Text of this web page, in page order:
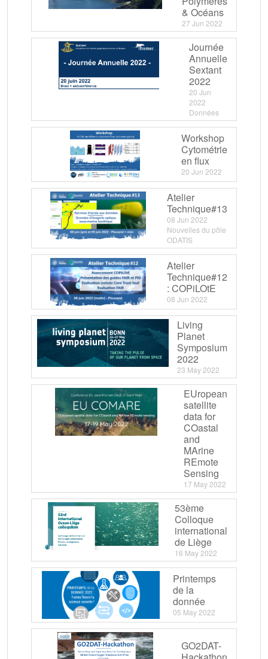
& Océans
27 Jun 2022
Journée
Annuelle
Sextant
2022
20 Jun
2022
Données
Workshop
Cytométrie
en flux
20 Jun 2022
Atelier
Technique#13
08 Jun 2022
Nouvelles du pôle
ODATIS
Atelier
Technique#12
: COPiLOtE
08 Jun 2022
Living
Planet
Symposium
2022
23 May 2022
EUropean
satellite
data for
COastal
and
MArine
REmote
Sensing
17 May 2022
53ème
Colloque
international
de Liège
16 May 2022
Printemps
de la
donnée
05 May 2022
GO2DAT-